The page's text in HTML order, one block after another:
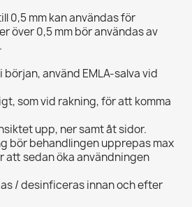
0,5 mm kan användas för
över 0,5 mm bör användas av
början, använd EMLA-salva vid
som vid rakning, för att komma
upp, ner samt åt sidor.
bör behandlingen upprepas max
att sedan öka användningen
/ desinficeras innan och efter